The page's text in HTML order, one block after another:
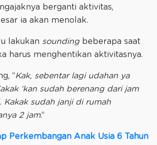
berganti aktivitas,
ia akan menolak.
lakukan sounding beberapa saat
harus menghentikan aktivitasnya.
“Kak, sebentar lagi udahan ya
‘kan sudah berenang dari jam
Kakak sudah janji di rumah
2 jam.”
Perkembangan Anak Usia 6 Tahun